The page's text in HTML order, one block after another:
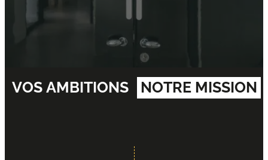
VOS AMBITIONS NOTRE MISSION